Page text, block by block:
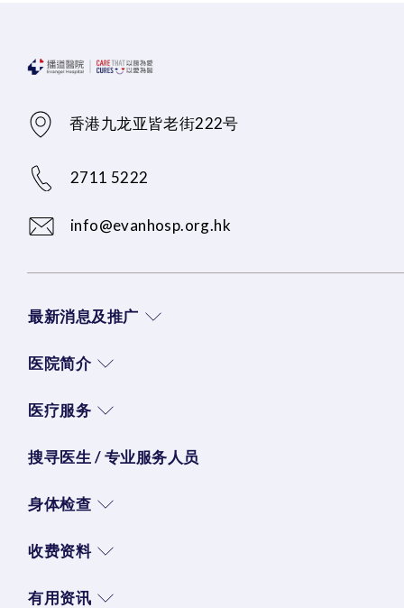
香港九龙亚皆老街222号
2711 5222
info@evanhosp.org.hk
最新消息及推广
医院简介
医疗服务
搜寻医生 / 专业服务人员
身体检查
收费资料
有用资讯